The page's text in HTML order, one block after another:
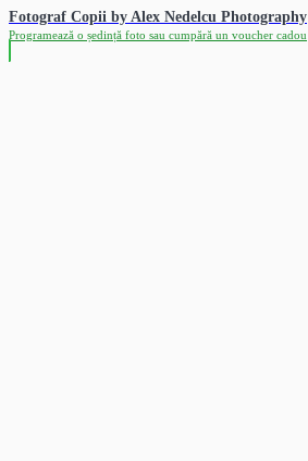
Fotograf Copii by Alex Nedelcu Photography
Programează o ședință foto sau cumpără un voucher cadou